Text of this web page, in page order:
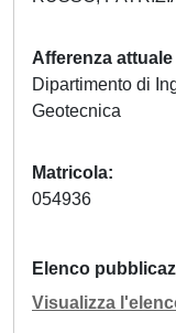
Afferenza
Dipartimento di
Geotecnica
Matricola
054936
Elenco
Visualizza